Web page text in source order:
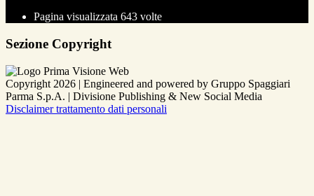
Pagina visualizzata 643 volte
Sezione Copyright
Copyright 2026 | Engineered and powered by Gruppo Spaggiari
Parma S.p.A. | Divisione Publishing & New Social Media
Disclaimer trattamento dati personali